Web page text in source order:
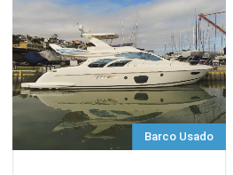
Barco Usado